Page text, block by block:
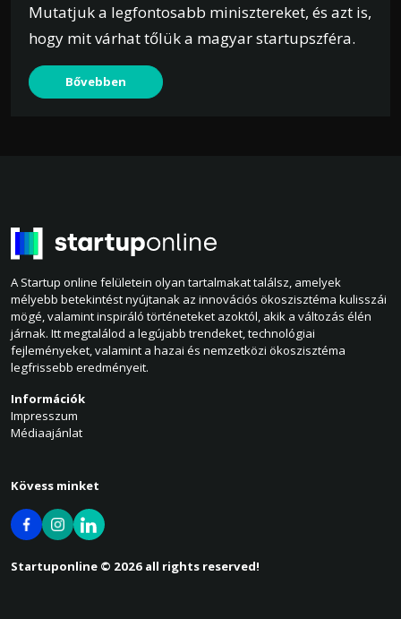
Mutatjuk a legfontosabb minisztereket, és azt is,
hogy mit várhat tőlük a magyar startupszféra.
Bővebben
A Startup online felületein olyan tartalmakat találsz, amelyek
mélyebb betekintést nyújtanak az innovációs ökoszisztéma kulisszái
mögé, valamint inspiráló történeteket azoktól, akik a változás élén
járnak. Itt megtalálod a legújabb trendeket, technológiai
fejleményeket, valamint a hazai és nemzetközi ökoszisztéma
legfrissebb eredményeit.
Információk
Impresszum
Médiaajánlat
Kövess minket
Startuponline © 2026 all rights reserved!